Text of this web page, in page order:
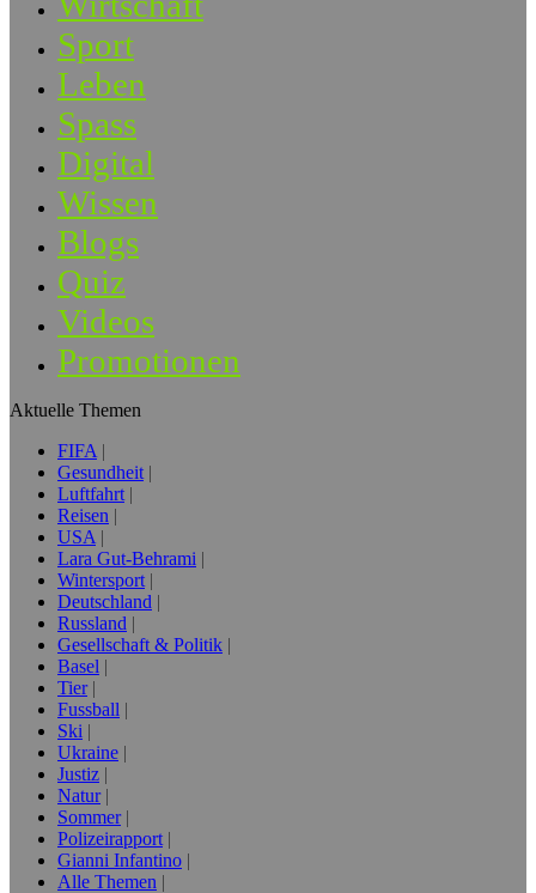
Sport
Leben
Spass
Digital
Wissen
Blogs
Quiz
Videos
Promotionen
Aktuelle Themen
FIFA
Gesundheit
Luftfahrt
Reisen
USA
Lara Gut-Behrami
Wintersport
Deutschland
Russland
Gesellschaft & Politik
Basel
Tier
Fussball
Ski
Ukraine
Justiz
Natur
Sommer
Polizeirapport
Gianni Infantino
Alle Themen